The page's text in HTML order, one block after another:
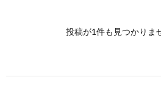
投稿が1件も見つかりま